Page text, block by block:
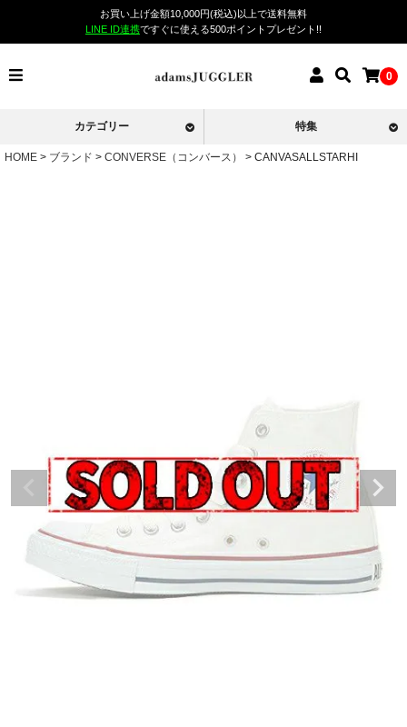
お買い上げ金額10,000円(税込)以上で送料無料
LINE ID連携ですぐに使える500ポイントプレゼント!!
0
カテゴリー 特集
HOME ブランド CONVERSE（コンバース） CANVASALLSTARHI